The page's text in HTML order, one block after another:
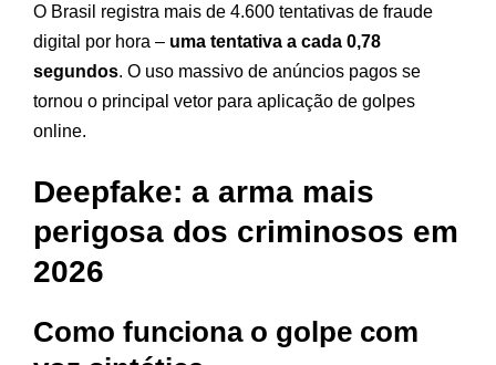
O Brasil registra mais de 4.600 tentativas de fraude
digital por hora – uma tentativa a cada 0,78
segundos. O uso massivo de anúncios pagos se
tornou o principal vetor para aplicação de golpes
online.
Deepfake: a arma mais
perigosa dos criminosos em
2026
Como funciona o golpe com